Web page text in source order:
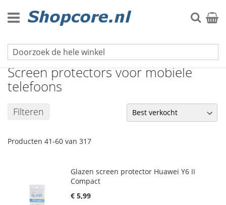
naar
de
Zoek
Mobiel & Tablet accessoires
Screen protectors voor mobiele
telefoons
Filteren
Producten 41-60 van 317
Glazen screen protector Huawei Y6 II
Compact
€ 5,99